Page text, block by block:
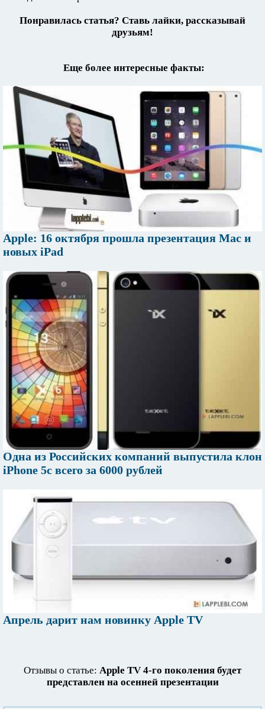
Понравилась статья? Ставь лайки, рассказывай
друзьям!
Еще более интересные факты:
Apple: 16 октября прошла презентация Mac и
новых iPad
Одна из Российских компаний выпустила клон
iPhone 5c всего за 6000 рублей
Апрель дарит нам новинку Apple TV
Отзывы о статье: Apple TV 4-го поколения будет
представлен на осенней презентации